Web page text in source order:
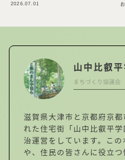
2026.07.01
山中比叡平
まちづくり協議会
滋賀県大津市と京都府京
れた住宅街「山中比叡平
治運営をしています。こ
や、住民の皆さんに役立つ